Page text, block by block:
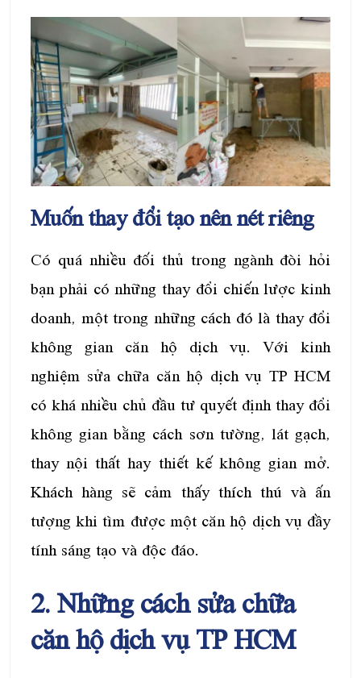
Muốn thay đổi tạo nên nét riêng
Có quá nhiều đối thủ trong ngành đòi hỏi
bạn phải có những thay đổi chiến lược kinh
doanh, một trong những cách đó là thay đổi
không gian căn hộ dịch vụ. Với kinh
nghiệm sửa chữa căn hộ dịch vụ TP HCM
có khá nhiều chủ đầu tư quyết định thay đổi
không gian bằng cách sơn tường, lát gạch,
thay nội thất hay thiết kế không gian mở.
Khách hàng sẽ cảm thấy thích thú và ấn
tượng khi tìm được một căn hộ dịch vụ đầy
tính sáng tạo và độc đáo.
2. Những cách sửa chữa
căn hộ dịch vụ TP HCM